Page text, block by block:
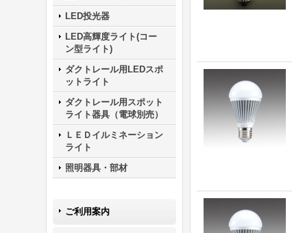
LED投光器
LED高輝度ライト(コー
ン型ライト)
ダクトレール用LEDスポ
ットライト
ダクトレール用スポット
ライト器具（電球別売）
ＬＥＤイルミネーション
ライト
照明器具・部材
ご利用案内